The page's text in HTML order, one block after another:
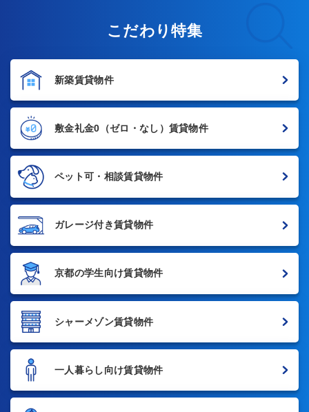
こだわり特集
新築賃貸物件
敷金礼金0 （ゼロ・なし）賃貸物件
ペット可・相談賃貸物件
ガレージ付き賃貸物件
京都の学生向け賃貸物件
シャーメゾン賃貸物件
一人暮らし向け賃貸物件